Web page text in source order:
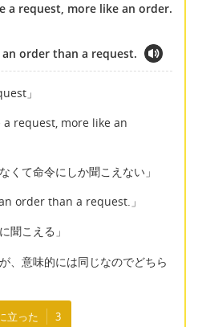
a request, more like an order.
order than a request.
」
a request, more like an
て命令にしか聞こえない」
order than a request.」
聞こえる」
、意味的には同じなのでどちら
立った 3